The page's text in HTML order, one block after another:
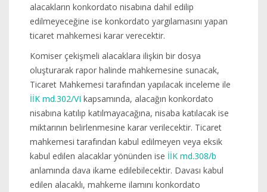
alacakların konkordato nisabına dahil edilip
edilmeyeceğine ise konkordato yargılamasını yapan
ticaret mahkemesi karar verecektir.
Komiser çekişmeli alacaklara ilişkin bir dosya
oluşturarak rapor halinde mahkemesine sunacak,
Ticaret Mahkemesi tarafından yapılacak inceleme ile
İİK md.302/VI kapsamında, alacağın konkordato
nisabına katılıp katılmayacağına, nisaba katılacak ise
miktarının belirlenmesine karar verilecektir. Ticaret
mahkemesi tarafından kabul edilmeyen veya eksik
kabul edilen alacaklar yönünden ise İİK md.308/b
anlamında dava ikame edilebilecektir. Davası kabul
edilen alacaklı, mahkeme ilamını konkordato